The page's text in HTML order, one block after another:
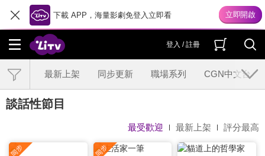
下載 APP，海量影劇免登入立即看
登入 / 註冊
最新上架 同步更新 職場系列 CGN中文台
談話性節目
最受歡迎 最新上架 評分最高